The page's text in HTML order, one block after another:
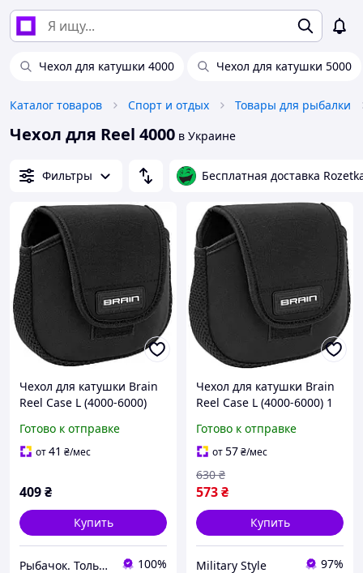
Чехол для катушки 4000 Чехол для катушки 5000
Каталог товаров Спорт и отдых Товары для рыбалки
Чехол для Reel 4000 в Украине
Фильтры Бесплатная доставка
Чехол для катушки Brain
Reel Case L (4000-6000)
Готово к отправке
от41 ₴/мес
409₴
Купить
Рыбачок. Только проверенные снасти. 100%
Чехол для катушки Brain
Reel Case L (4000-6000) 1
Готово к отправке
от57₴/мес
573₴
630 ₴
Купить
Military Style 97%